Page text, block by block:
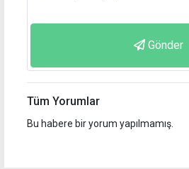
Gönder
Tüm Yorumlar
Bu habere bir yorum yapılmamış.